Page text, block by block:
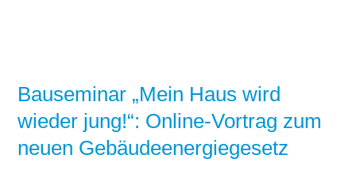
Bauseminar „Mein Haus wird
wieder jung!“: Online-Vortrag zum
neuen Gebäudeenergiegesetz